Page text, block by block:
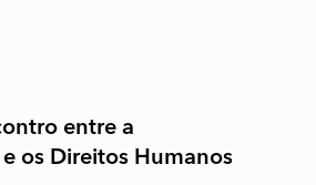
entre a
os Direitos Humanos